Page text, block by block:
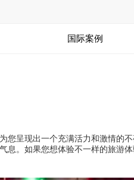
国际案例
您呈现出一个充满活力和激情
息。如果您想体验不一样的旅游